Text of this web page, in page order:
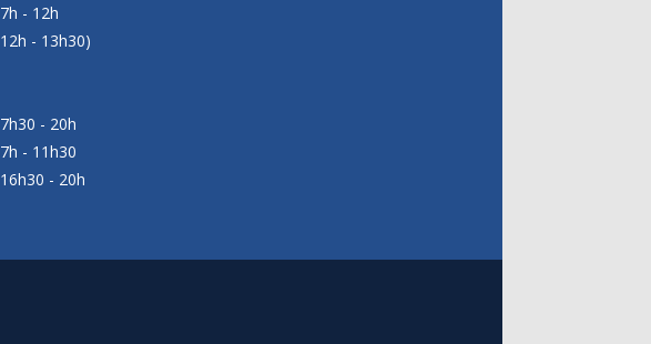
7h - 12h
12h - 13h30)
7h30 - 20h
7h - 11h30
16h30 - 20h